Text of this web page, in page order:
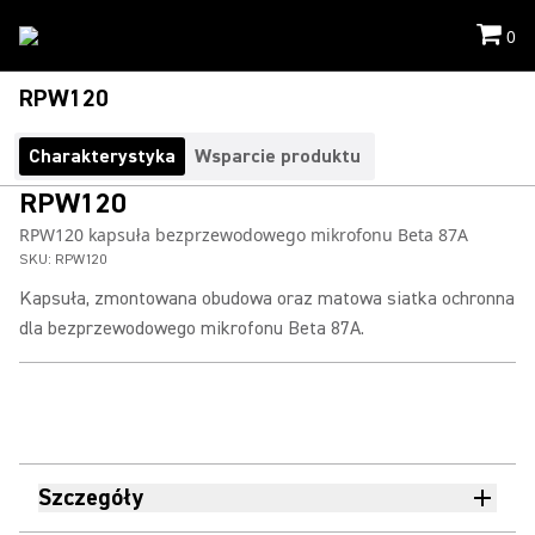
0
RPW120
Charakterystyka Wsparcie produktu
RPW120
RPW120 kapsuła bezprzewodowego mikrofonu Beta 87A
SKU: RPW120
Kapsuła, zmontowana obudowa oraz matowa siatka ochronna
dla bezprzewodowego mikrofonu Beta 87A.
Szczegóły